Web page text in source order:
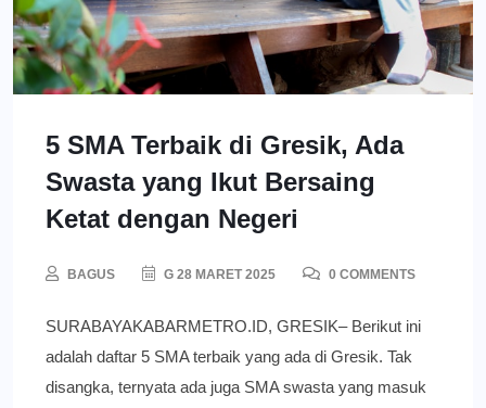
5 SMA Terbaik di Gresik, Ada
Swasta yang Ikut Bersaing
Ketat dengan Negeri
BAGUS G 28 MARET 2025 0 COMMENTS
SURABAYAKABARMETRO.ID, GRESIK– Berikut ini
adalah daftar 5 SMA terbaik yang ada di Gresik. Tak
disangka, ternyata ada juga SMA swasta yang masuk